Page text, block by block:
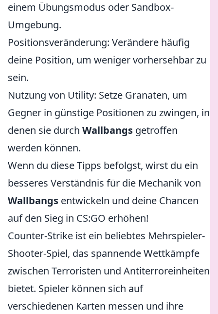
einem Übungsmodus oder Sandbox-
Umgebung.
Positionsveränderung: Verändere häufig
deine Position, um weniger vorhersehbar zu
sein.
Nutzung von Utility: Setze Granaten, um
Gegner in günstige Positionen zu zwingen, in
denen sie durch Wallbangs getroffen
werden können.
Wenn du diese Tipps befolgst, wirst du ein
besseres Verständnis für die Mechanik von
Wallbangs entwickeln und deine Chancen
auf den Sieg in CS:GO erhöhen!
Counter-Strike ist ein beliebtes Mehrspieler-
Shooter-Spiel, das spannende Wettkämpfe
zwischen Terroristen und Antiterroreinheiten
bietet. Spieler können sich auf
verschiedenen Karten messen und ihre